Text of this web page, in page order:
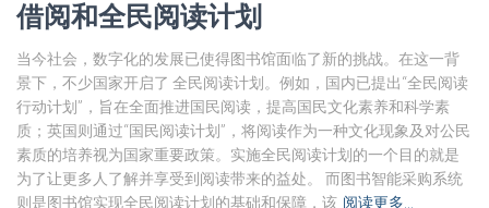
借阅和全民阅读计划
当今社会，数字化的发展已使得图书馆面临了新的挑战。在这一背
景下，不少国家开启了 全民阅读计划。例如，国内已提出“全民阅读
行动计划”，旨在全面推进国民阅读，提高国民文化素养和科学素
质；英国则通过“国民阅读计划”，将阅读作为一种文化现象及对公民
素质的培养视为国家重要政策。实施全民阅读计划的一个目的就是
为了让更多人了解并享受到阅读带来的益处。 而图书智能采购系统
则是图书馆实现全民阅读计划的基础和保障，该 阅读更多…